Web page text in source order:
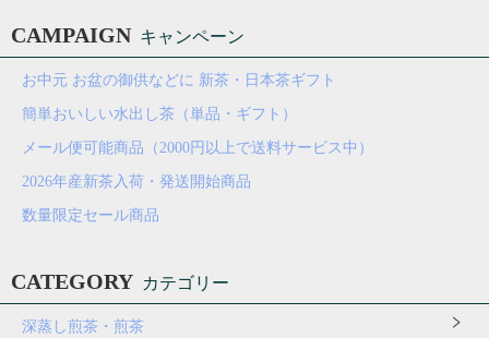
CAMPAIGN キャンペーン
お中元 お盆の御供などに 新茶・日本茶ギフト
簡単おいしい水出し茶（単品・ギフト）
メール便可能商品（2000円以上で送料サービス中）
2026年産新茶入荷・発送開始商品
数量限定セール商品
CATEGORY カテゴリー
深蒸し煎茶・煎茶